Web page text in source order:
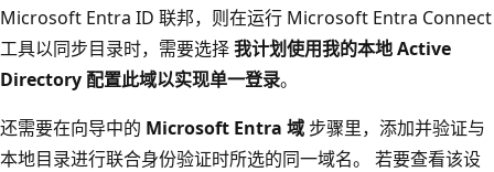
Microsoft Entra ID 联邦，则在运行 Microsoft Entra Connect
工具以同步目录时，需要选择我计划使用我的本地 Active
Directory 配置此域以实现单一登录。
还需要在向导中的 Microsoft Entra 域 步骤里，添加并验证与
本地目录进行联合身份验证时所选的同一域名。 若要查看该设